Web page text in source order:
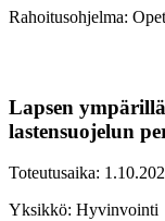
Rahoitusohjelma:
Lapsen
lastensuojelun
Toteutusaika:
Yksikkö: Hyvinvointi